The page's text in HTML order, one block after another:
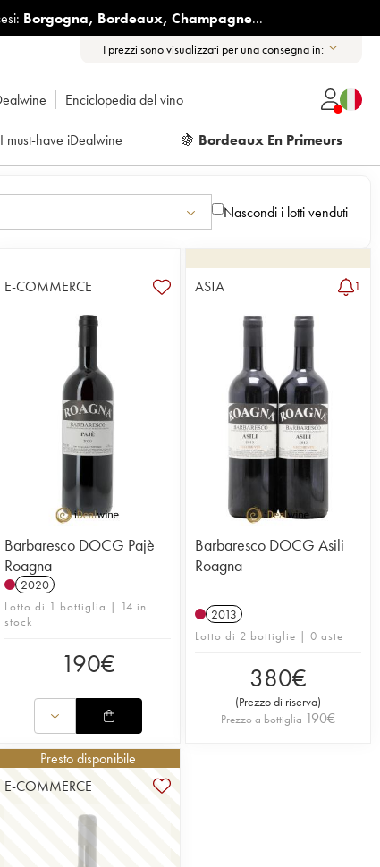
Borgogna, Bordeaux, Champagne...
I prezzi sono visualizzati per una consegna in:
Enciclopedia del vino
I must-have iDealwine 🍇 Bordeaux En Primeurs
Nascondi i lotti venduti
E-COMMERCE
Barbaresco DOCG Pajè
Roagna
2020
Lotto di 1 bottiglia | 14 in
stock
190€
ASTA 1
Barbaresco DOCG Asili
Roagna
2013
Lotto di 2 bottiglie | 0 aste
380€
(Prezzo di riserva)
Prezzo a bottiglia 190€
Presto disponibile
E-COMMERCE